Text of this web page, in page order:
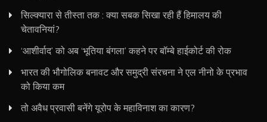
सिल्क्यारा से तीस्ता तक : क्या सबक सिखा रही हैं हिमालय की
चेतावनियां?
‘आशीर्वाद’ को अब ‘भूतिया बंगला’ कहने पर बॉम्बे हाईकोर्ट की रोक
भारत की भौगोलिक बनावट और समुद्री संरचना ने एल नीनो के प्रभाव
को किया कम
तो अवैध प्रवासी बनेंगे यूरोप के महाविनाश का कारण?